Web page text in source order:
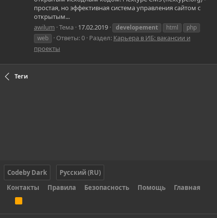
простая, но эффективная система управления сайтом с
открытым...
awilum Тема 17.02.2019 developement html
php
web
Ответы: 0 Раздел: Карьера в ИБ: вакансии и
проекты
Теги
Codeby Dark
Русский (RU)
Контакты
Правила Безопасность Помощь Главная
S